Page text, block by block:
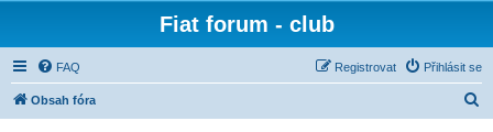
Fiat forum - club
FAQ Přihlásit se
Registrovat
Obsah fóra